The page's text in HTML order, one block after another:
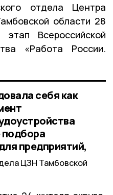
отдела Центра
области 28
Всероссийской
«Работа России.
себя как
подбора
предприятий,
ЦЗН Тамбовской